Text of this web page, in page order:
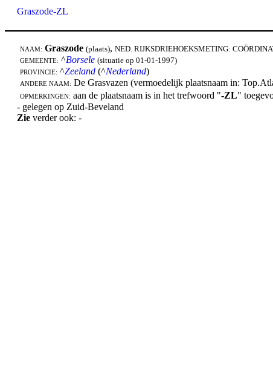
Graszode-ZL
NAAM: Graszode (plaats), NED. RIJKSDRIEHOEKSMETING:
GEMEENTE: ^Borsele (situatie op 01-01-1997)
PROVINCIE: ^Zeeland (^Nederland)
ANDERE NAAM: De Grasvazen (vermoedelijk plaatsnaam in:
OPMERKINGEN: aan de plaatsnaam is in het trefwoord "-ZL"
- gelegen op Zuid-Beveland
Zie verder ook: -